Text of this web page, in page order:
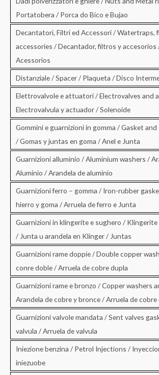
Portatobera / Porca do Bico e Bujao
Decantatori, Filtri ed Accessori / Watertraps,
accessories / Decantador, filtros y
Acessorios
Distanziale / Spacer / Plaqueta / Disco
Elettrovalvole e attuatori / Electrovalves and
Electrovalvula y actuador / Solenoide
Gommini e guarnizioni in gomma / Gasket
/ Gomas y juntas en goma / Anel e Junta
Guarnizioni alluminio / Aluminium washers /
Aluminio / Arandela de aluminio
Guarnizioni ferro – gomma / Iron-rubber
hierro y goma / Arruela de ferro e Junta
Guarnizioni in klingerite e sughero /
/ Junta u arandela en Klinger / Juntas
Guarnizioni rame doppie / Double copper
conre doble / Arruela de cobre dupla
Guarnizioni rame e bronzo / Copper washers
Arandela de cobre y bronce / Arruela de cobre
Guarnizioni valvole mandata / Sent valves
valvula / Arruela de valvula
Iniezione benzina / Petrol Injections /
iniezuobe